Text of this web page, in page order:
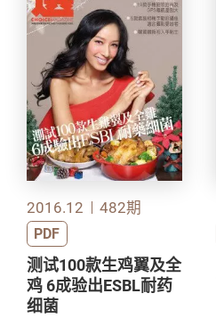
2016.12 482期
PDF
测试100款生鸡翼及全
鸡 6成验出ESBL耐药
细菌